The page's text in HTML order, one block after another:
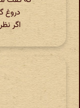
دروغ
اگر